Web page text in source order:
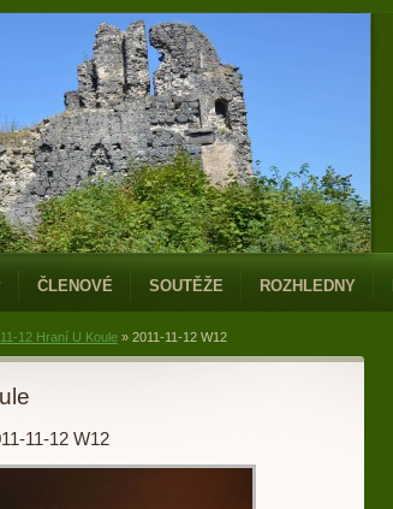
ČLENOVÉ SOUTĚŽE ROZHLEDNY
12 Hraní U Koule » 2011-11-12 W12
11-12 W12